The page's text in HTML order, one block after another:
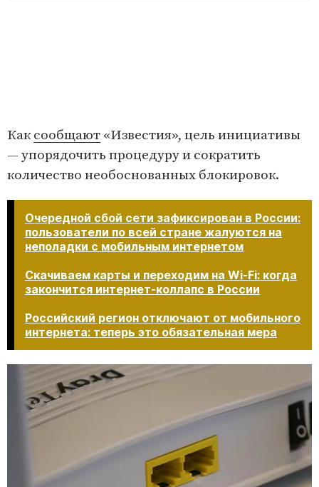
Каксообщают «Известия», цель инициативы
— упорядочить процедуру и сократить
количество необоснованных блокировок.
Очередной сбой сети зафиксирован в России:
пользователи по всей стране жалуются на
неполадки с мобильным интернетом
Скачиваем карты и переходим на Wi-Fi: когда
закончится интернет-коллапс в России
Российский регион отключают от мобильного
интернета: теперь это обязательная мера